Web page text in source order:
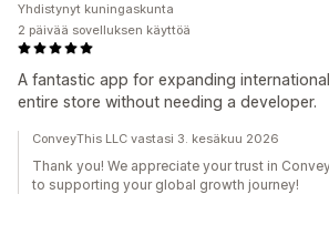
A fantastic app for expanding
entire store without needing a developer.
Yhdistynyt kuningaskunta
2 päivää sovelluksen käyttöä
ConveyThis LLC vastasi 3. kesäkuu 2026
Thank you! We appreciate your trust in
to supporting your global growth journey!